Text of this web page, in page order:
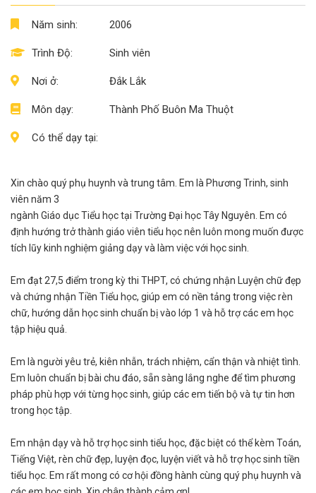
Năm sinh:
Trình Độ:
Nơi ở:
Môn dạy:
Có thể dạy tại:
2006
Sinh viên
Đắk Lắk
Thành Phố Buôn Ma Thuột
Xin chào quý phụ huynh và trung tâm. Em là Phương Trinh, sinh
viên năm 3
ngành Giáo dục Tiểu học tại Trường Đại học Tây Nguyên. Em có
định hướng trở thành giáo viên tiểu học nên luôn mong muốn được
tích lũy kinh nghiệm giảng dạy và làm việc với học sinh.
Em đạt 27,5 điểm trong kỳ thi THPT, có chứng nhận Luyện chữ đẹp
và chứng nhận Tiền Tiểu học, giúp em có nền tảng trong việc rèn
chữ, hướng dẫn học sinh chuẩn bị vào lớp 1 và hỗ trợ các em học
tập hiệu quả.
Em là người yêu trẻ, kiên nhẫn, trách nhiệm, cẩn thận và nhiệt tình.
Em luôn chuẩn bị bài chu đáo, sẵn sàng lắng nghe để tìm phương
pháp phù hợp với từng học sinh, giúp các em tiến bộ và tự tin hơn
trong học tập.
Em nhận dạy và hỗ trợ học sinh tiểu học, đặc biệt có thể kèm Toán,
Tiếng Việt, rèn chữ đẹp, luyện đọc, luyện viết và hỗ trợ học sinh tiền
tiểu học. Em rất mong có cơ hội đồng hành cùng quý phụ huynh và